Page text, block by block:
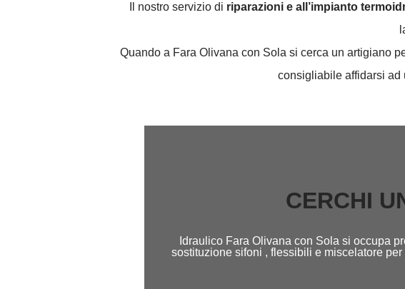
Il nostro servizio di riparazioni e all’impianto
Quando a Fara Olivana con Sola si cerca un artigiano
consigliabile affidarsi ad
CERCHI
Idraulico Fara Olivana con Sola si occupa
sostituzione sifoni , flessibili e miscelatore